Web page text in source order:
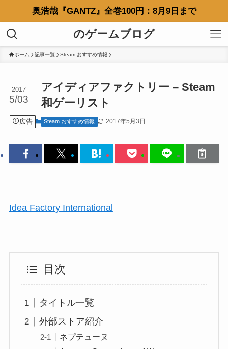
奥浩哉『GANTZ』全巻100円：8月9日まで
のゲームブログ
ホーム 記事一覧 Steam おすすめ情報
アイディアファクトリー – Steam
和ゲーリスト
2017
5/03
広告 Steam おすすめ情報 2017年5月3日
Idea Factory International
目次
タイトル一覧
外部ストア紹介
ネプテューヌ